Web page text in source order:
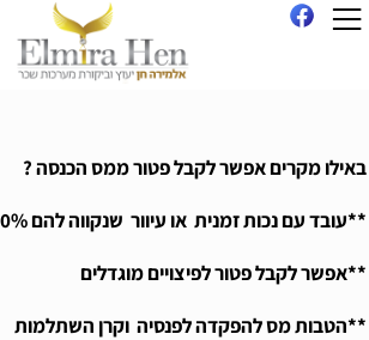
באילו מקרים אפשר לקבל פטור ממס הכנסה ?
**עובד עם נכות זמנית או עיוור שנקווה להם 90% נכות
**אפשר לקבל פטור לפיצויים מוגדלים
**הטבות מס להפקדה לפנסיה וקרן השתלמות